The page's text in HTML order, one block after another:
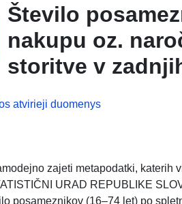
Število
nakupu oz.
storitve v
atvirieji duomenys
zajeti metapodatki, katerih
URAD REPUBLIKE
posameznikov (16–74 let) po